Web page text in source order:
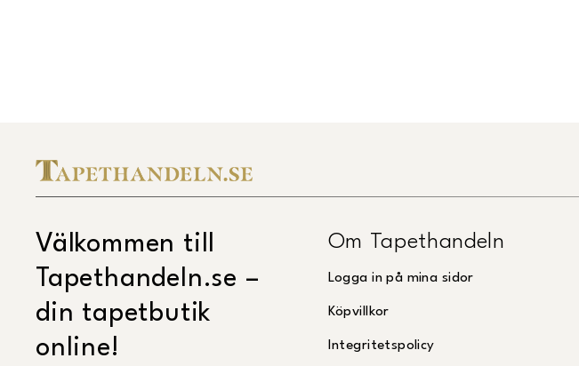
Välkommen till
Tapethandeln.se –
din tapetbutik
online!
Om Tapethandeln
Logga in på mina sidor
Köpvillkor
Integritetspolicy